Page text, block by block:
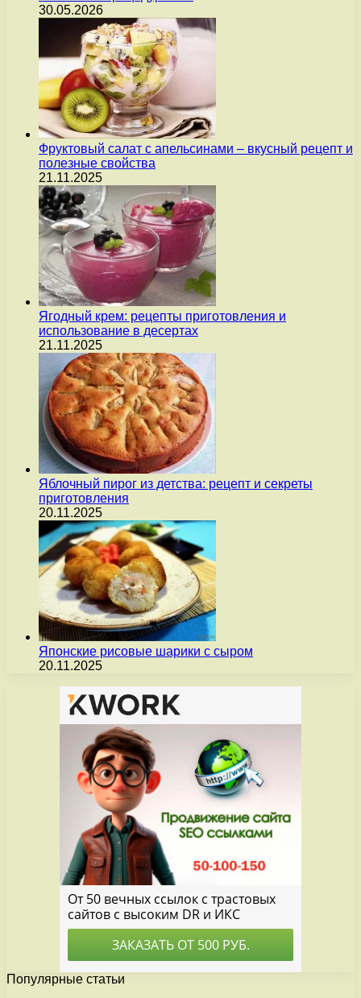
30.05.2026
Фруктовый салат с апельсинами – вкусный рецепт и
полезные свойства
21.11.2025
Ягодный крем: рецепты приготовления и
использование в десертах
21.11.2025
Яблочный пирог из детства: рецепт и секреты
приготовления
20.11.2025
Японские рисовые шарики с сыром
20.11.2025
Популярные статьи